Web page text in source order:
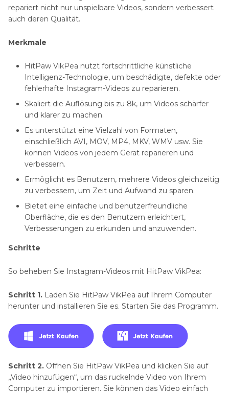
repariert nicht nur unspielbare Videos, sondern verbessert
auch deren Qualität.
Merkmale
HitPaw VikPea nutzt fortschrittliche künstliche
Intelligenz-Technologie, um beschädigte, defekte oder
fehlerhafte Instagram-Videos zu reparieren.
Skaliert die Auflösung bis zu 8k, um Videos schärfer
und klarer zu machen.
Es unterstützt eine Vielzahl von Formaten,
einschließlich AVI, MOV, MP4, MKV, WMV usw. Sie
können Videos von jedem Gerät reparieren und
verbessern.
Ermöglicht es Benutzern, mehrere Videos gleichzeitig
zu verbessern, um Zeit und Aufwand zu sparen.
Bietet eine einfache und benutzerfreundliche
Oberfläche, die es den Benutzern erleichtert,
Verbesserungen zu erkunden und anzuwenden.
Schritte
So beheben Sie Instagram-Videos mit HitPaw VikPea:
Schritt 1. Laden Sie HitPaw VikPea auf Ihrem Computer
herunter und installieren Sie es. Starten Sie das Programm.
Schritt 2. Öffnen Sie HitPaw VikPea und klicken Sie auf
„Video hinzufügen“, um das ruckelnde Video von Ihrem
Computer zu importieren. Sie können das Video einfach